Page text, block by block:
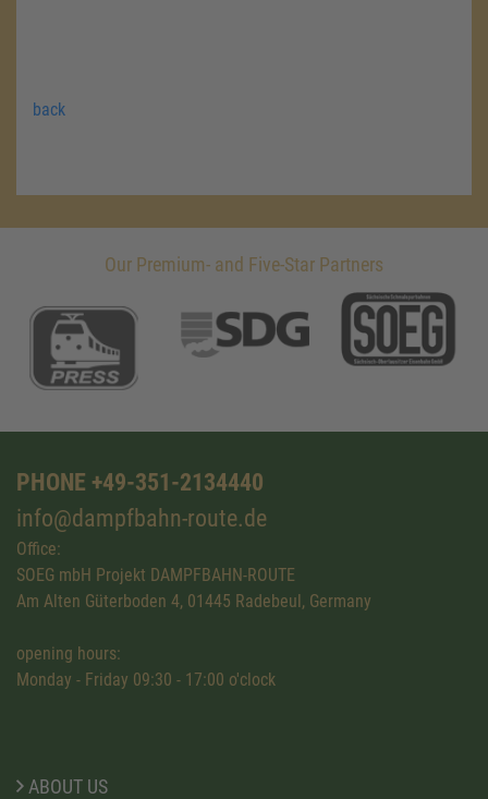
back
Our Premium- and Five-Star Partners
PHONE +49-351-2134440
info@dampfbahn-route.de
Office:
SOEG mbH Projekt DAMPFBAHN-ROUTE
Am Alten Güterboden 4, 01445 Radebeul, Germany
opening hours:
Monday - Friday 09:30 - 17:00 o'clock
ABOUT US